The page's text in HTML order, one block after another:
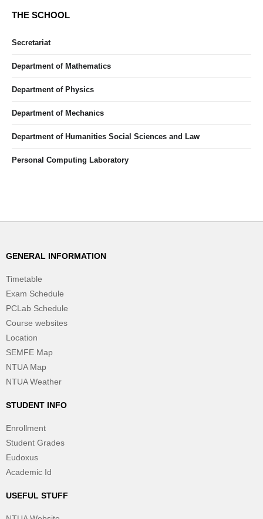
THE SCHOOL
Secretariat
Department of Mathematics
Department of Physics
Department of Mechanics
Department of Humanities Social Sciences and Law
Personal Computing Laboratory
GENERAL INFORMATION
Timetable
Exam Schedule
PCLab Schedule
Course websites
Location
SEMFE Map
NTUA Map
NTUA Weather
STUDENT INFO
Enrollment
Student Grades
Eudoxus
Academic Id
USEFUL STUFF